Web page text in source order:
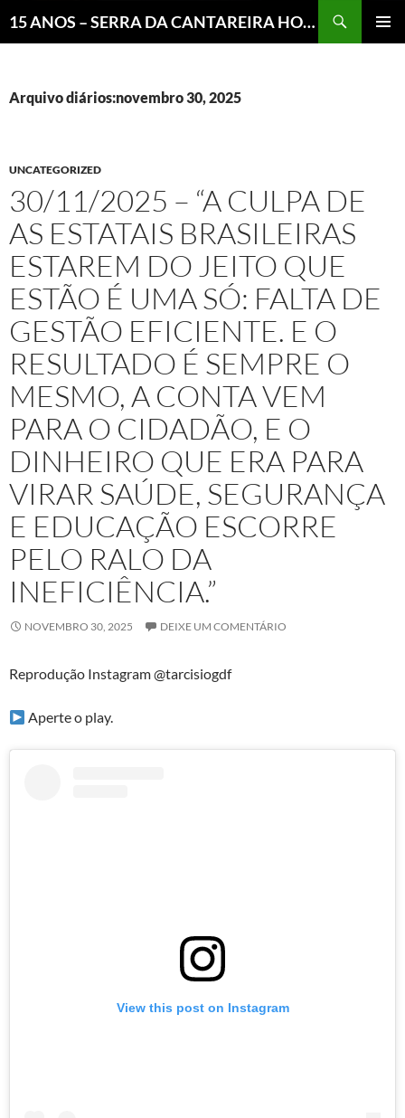
15 ANOS – SERRA DA CANTAREIRA HOJE E COTIDIANO DO BRASIL E DO MUNDO
Arquivo diários:novembro 30, 2025
UNCATEGORIZED
30/11/2025 – “A CULPA DE
AS ESTATAIS BRASILEIRAS
ESTAREM DO JEITO QUE
ESTÃO É UMA SÓ: FALTA DE
GESTÃO EFICIENTE. E O
RESULTADO É SEMPRE O
MESMO, A CONTA VEM
PARA O CIDADÃO, E O
DINHEIRO QUE ERA PARA
VIRAR SAÚDE, SEGURANÇA
E EDUCAÇÃO ESCORRE
PELO RALO DA
INEFICIÊNCIA.”
NOVEMBRO 30, 2025 DEIXE UM COMENTÁRIO
Reprodução Instagram @tarcisiogdf
Aperte o play.
View this post on Instagram